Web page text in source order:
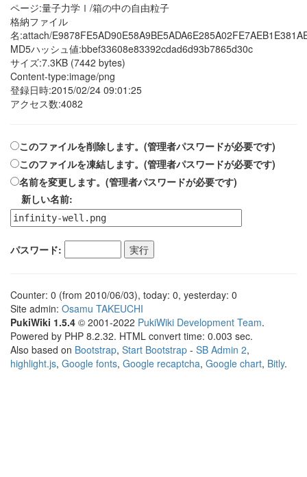
ページ:量子力学Ⅰ/箱の中の自由粒子
格納ファイル
名:attach/
MD5ハッシュ値:bbef33608e83392cdad6d93b7865d30c
サイズ:7.3KB (7442 bytes)
Content-type:image/png
登録日時:2015/02/24 09:01:25
アクセス数:4082
このファイルを削除します。(管理者パスワードが必要です)
このファイルを凍結します。(管理者パスワードが必要です)
名前を変更します。(管理者パスワードが必要です)
新しい名前:
パスワード:
Counter: 0 (from 2010/06/03), today: 0, yesterday: 0
Site admin: Osamu TAKEUCHI
PukiWiki 1.5.4 © 2001-2022 PukiWiki Development Team.
Powered by PHP 8.2.32. HTML convert time: 0.003 sec.
Also based on Bootstrap, Start Bootstrap - SB Admin 2,
highlight.js, Google fonts, Google recaptcha, Google chart, Bitly.